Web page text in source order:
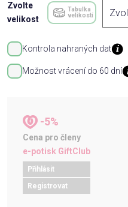
Zvolte
velikost
Tabulka
velikostí
Kontrola nahraných dat
Možnost vrácení do 60 dní
-5%
Cena pro členy
e-potisk GiftClub
Přihlásit
Registrovat